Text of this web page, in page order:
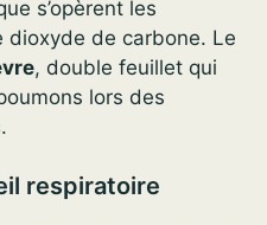
s’opèrent les
dioxyde de carbone. Le
, double feuillet qui
lors des
respiratoire